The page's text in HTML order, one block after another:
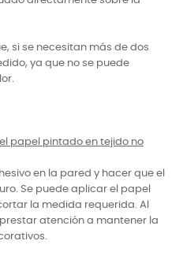
si se necesitan más de dos
ya que no se puede
papel pintado en tejido no
en la pared y hacer que el
Se puede aplicar el papel
la medida requerida. Al
atención a mantener la